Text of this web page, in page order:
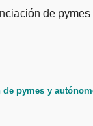
pymes y